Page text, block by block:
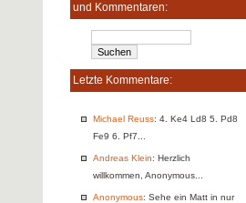
und Kommentaren:
Letzte Kommentare:
Michael Reuss: 4. Ke4 Ld8 5. Pd8
Fe9 6. Pf7...
Andreas Klein: Herzlich
willkommen, Anonymous...
Anonymous: Sehe ein Matt in nur